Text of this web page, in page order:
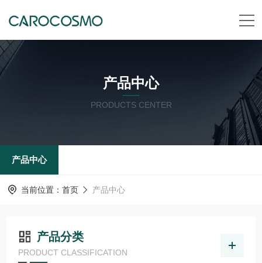
产品中心
PRODUCTS CENTER
产品中心
当前位置： 首页 产品中心
产品分类
PRODUCT CLASSIFICATION